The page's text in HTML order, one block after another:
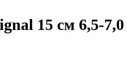
15 см 6,5-